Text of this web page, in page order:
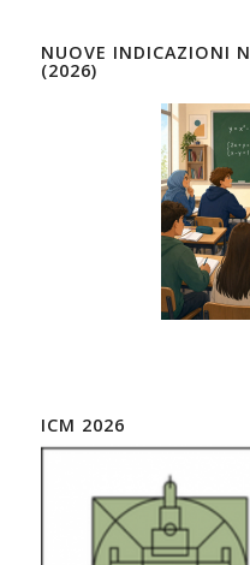
NUOVE INDICAZIONI
(2026)
ICM 2026